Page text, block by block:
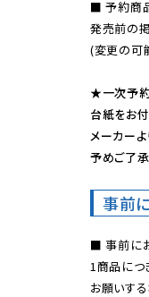
■ 予約商
発売前の
(変更の可
★一次予約
台紙をお
メーカー
予めご了
事前
■ 事前に
1商品につ
お願いす